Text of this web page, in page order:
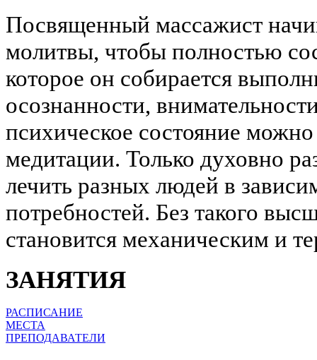
Посвященный массажист
молитвы, чтобы полностью
которое он собирается
осознанности,
психическое состояние
медитации. Только духовно
лечить разных людей в
потребностей. Без такого
становится механическим и
ЗАНЯТИЯ
РАСПИСАНИЕ
МЕСТА
ПРЕПОДАВАТЕЛИ